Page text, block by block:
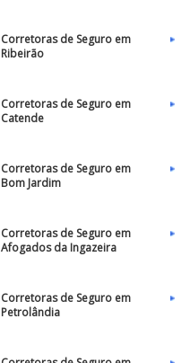
Corretoras de Seguro em
Ribeirão
Corretoras de Seguro em
Catende
Corretoras de Seguro em
Bom Jardim
Corretoras de Seguro em
Afogados da Ingazeira
Corretoras de Seguro em
Petrolândia